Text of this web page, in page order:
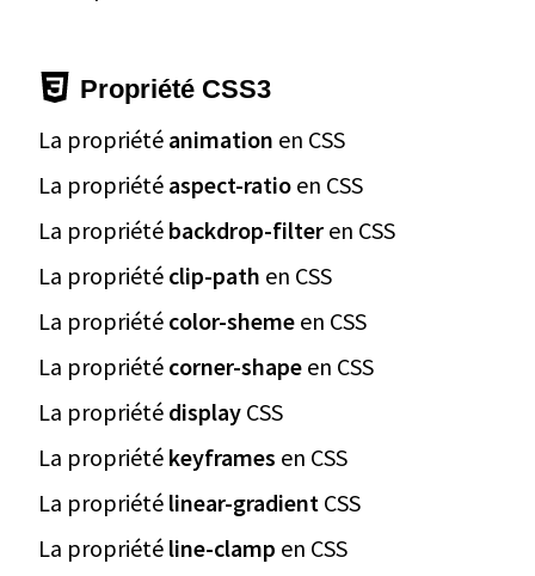
Propriété CSS3
La propriété animation en CSS
La propriété aspect-ratio en CSS
La propriété backdrop-filter en CSS
La propriété clip-path en CSS
La propriété color-sheme en CSS
La propriété corner-shape en CSS
La propriété display CSS
La propriété keyframes en CSS
La propriété linear-gradient CSS
La propriété line-clamp en CSS